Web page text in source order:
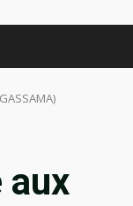
aux